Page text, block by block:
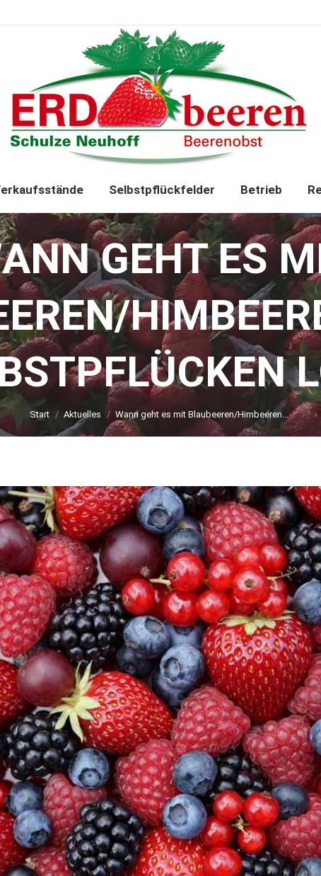
Selbstpflückfelder Betrieb
GEHT ES
Sie befinden sich hier:
Start Aktuelles Wann geht es mit Blaubeeren/Himbeeren…
Startseite Verkaufsstände